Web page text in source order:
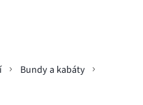
Bundy a kabáty